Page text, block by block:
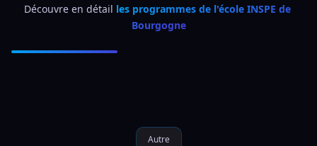
Découvre en détail les programmes de l'école INSPE de
Bourgogne
Autre